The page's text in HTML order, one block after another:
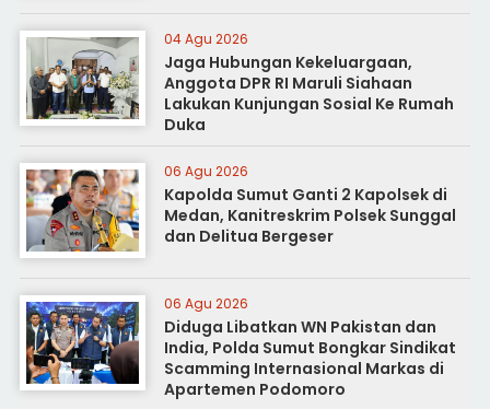
04 Agu 2026
Jaga Hubungan Kekeluargaan,
Anggota DPR RI Maruli Siahaan
Lakukan Kunjungan Sosial Ke Rumah
Duka
06 Agu 2026
Kapolda Sumut Ganti 2 Kapolsek di
Medan, Kanitreskrim Polsek Sunggal
dan Delitua Bergeser
06 Agu 2026
Diduga Libatkan WN Pakistan dan
India, Polda Sumut Bongkar Sindikat
Scamming Internasional Markas di
Apartemen Podomoro